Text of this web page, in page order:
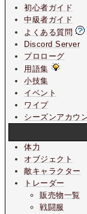
初心者ガイド
中級者ガイド
よくある質問
Discord Server
プロローグ
用語集
小技集
イベント
ワイプ
シーズンアカウ
体力
オブジェクト
敵キャラクター
トレーダー
販売物一覧
戦闘服